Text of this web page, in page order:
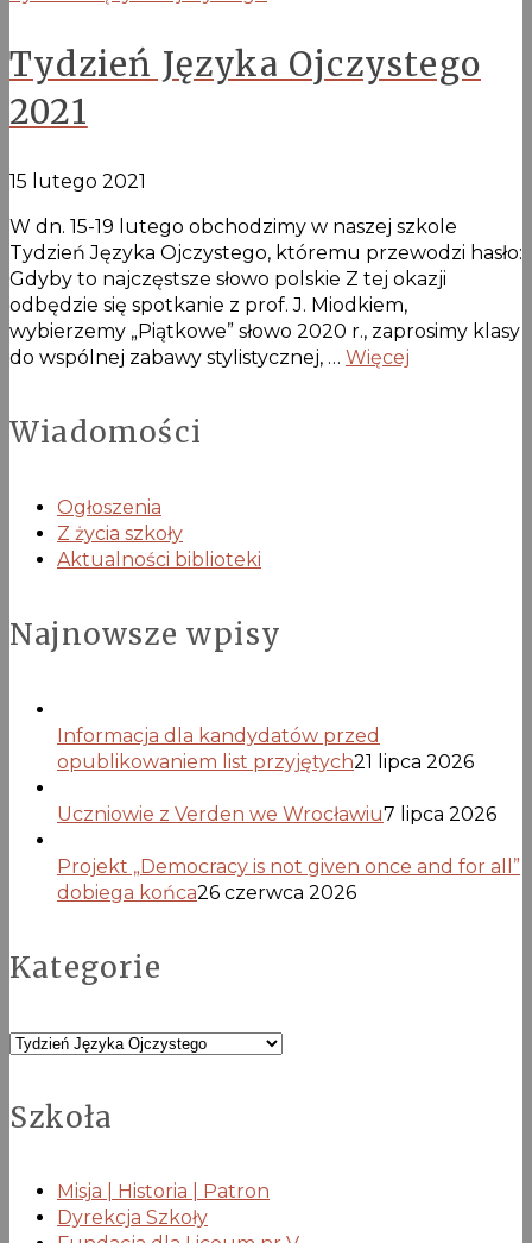
Tydzień Języka Ojczystego
2021
15 lutego 2021
W dn. 15-19 lutego obchodzimy w naszej szkole
Tydzień Języka Ojczystego, któremu przewodzi hasło:
Gdyby to najczęstsze słowo polskie Z tej okazji
odbędzie się spotkanie z prof. J. Miodkiem,
wybierzemy „Piątkowe” słowo 2020 r., zaprosimy klasy
do wspólnej zabawy stylistycznej, … Więcej
Wiadomości
Ogłoszenia
Z życia szkoły
Aktualności biblioteki
Najnowsze wpisy
Informacja dla kandydatów przed
opublikowaniem list przyjętych21 lipca 2026
Uczniowie z Verden we Wrocławiu7 lipca 2026
Projekt „Democracy is not given once and for all”
dobiega końca26 czerwca 2026
Kategorie
Kategorie
Szkoła
Misja | Historia | Patron
Dyrekcja Szkoły